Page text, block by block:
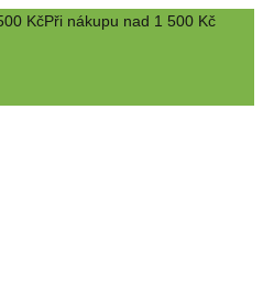
KčPři nákupu nad 1 500 Kč